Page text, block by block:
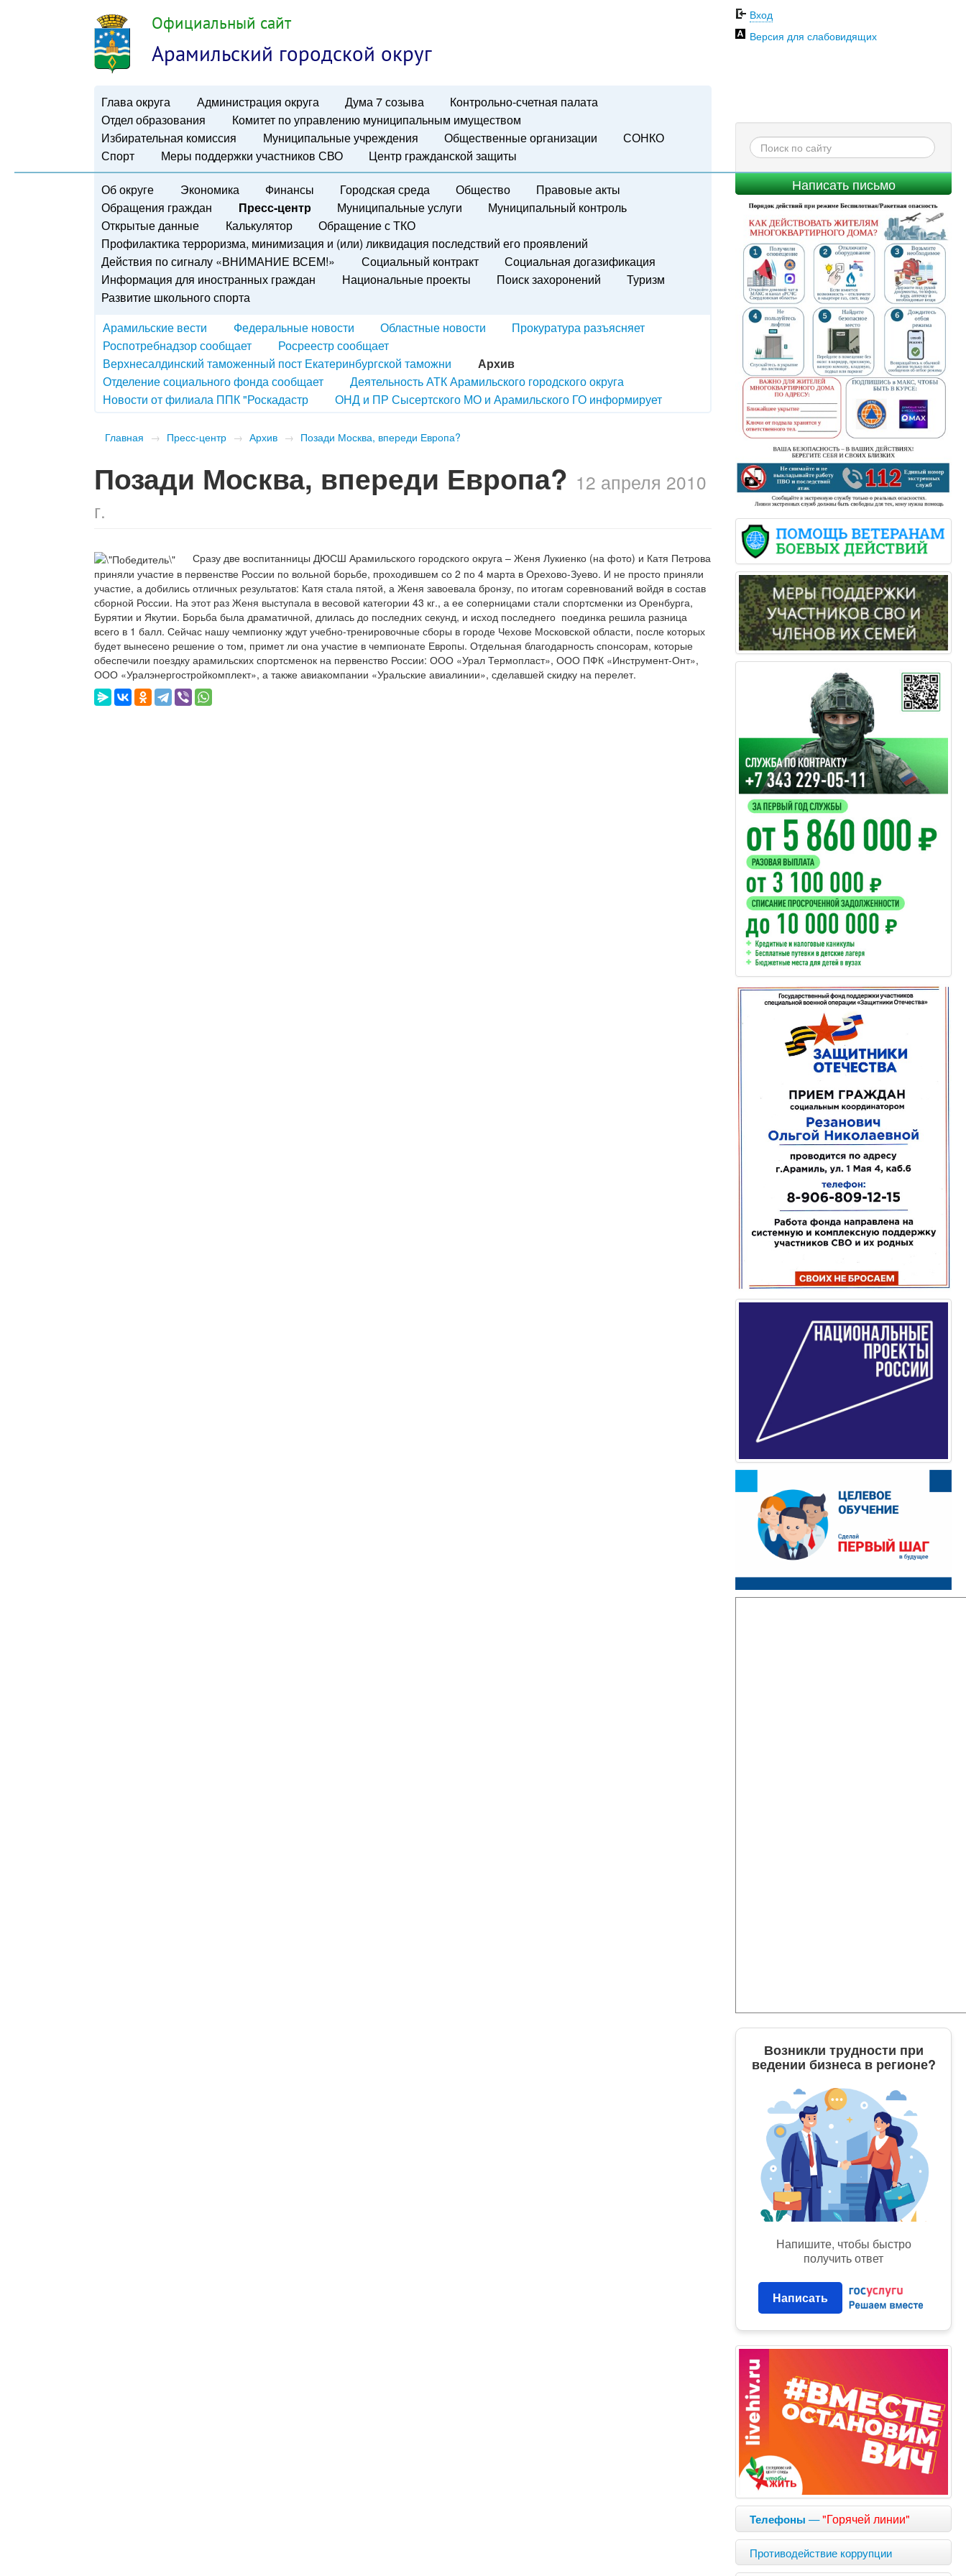
Официальный сайт
Арамильский городской округ
Глава округа Администрация округа Дума 7 созыва
Контрольно-счетная палата
Отдел образования
Комитет по управлению муниципальным имуществом
Избирательная комиссия
Муниципальные учреждения Общественные организации
СОНКО
Спорт
Меры поддержки участников СВО Центр гражданской защиты
Вход
Версия для слабовидящих
Написать письмо
Об округе Экономика Финансы Городская среда Общество
Правовые акты
Обращения граждан
Пресс-центр Муниципальные услуги
Муниципальный контроль
Открытые данные
Калькулятор
Обращение с ТКО
Профилактика терроризма, минимизация и (или) ликвидация последствий его проявлений
Действия по сигналу «ВНИМАНИЕ ВСЕМ!»
Социальный контракт
Социальная догазификация
Информация для иностранных граждан
Национальные проекты Поиск захоронений
Туризм
Развитие школьного спорта
Арамильские вести
Федеральные новости Областные новости
Прокуратура разъясняет
Роспотребнадзор сообщает
Росреестр сообщает
Верхнесалдинский таможенный пост Екатеринбургской таможни
Архив
Отделение социального фонда сообщает
Деятельность АТК Арамильского городского округа
Новости от филиала ППК "Роскадастр
ОНД и ПР Сысертского МО и Арамильского ГО информирует
Главная → Пресс-центр → Архив → Позади Москва, впереди Европа?
Позади Москва, впереди Европа? 12 апреля 2010
г.
Сразу две воспитанницы ДЮСШ Арамильского городского округа – Женя Лукиенко (на фото) и Катя Петрова
приняли участие в первенстве России по вольной борьбе, проходившем со 2 по 4 марта в Орехово-Зуево. И не просто приняли
участие, а добились отличных результатов: Катя стала пятой, а Женя завоевала бронзу, по итогам соревнований войдя в состав
сборной России. На этот раз Женя выступала в весовой категории 43 кг., а ее соперницами стали спортсменки из Оренбурга,
Бурятии и Якутии. Борьба была драматичной, длилась до последних секунд, и исход последнего поединка решила разница
всего в 1 балл. Сейчас нашу чемпионку ждут учебно-тренировочные сборы в городе Чехове Московской области, после которых
будет вынесено решение о том, примет ли она участие в чемпионате Европы. Отдельная благодарность спонсорам, которые
обеспечили поездку арамильских спортсменок на первенство России: ООО «Урал Термопласт», ООО ПФК «Инструмент-Онт»,
ООО «Уралэнергостройкомплект», а также авиакомпании «Уральские авиалинии», сделавшей скидку на перелет.
Возникли трудности при
ведении бизнеса в регионе?
Напишите, чтобы быстро
получить ответ
Написать
Телефоны —"Горячей линии"
Противодействие коррупции